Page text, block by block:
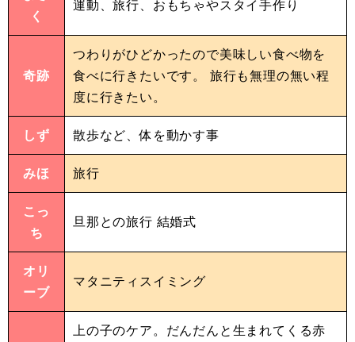
く
運動、旅行、おもちゃやスタイ手作り
奇跡
つわりがひどかったので美味しい食べ物を
食べに行きたいです。 旅行も無理の無い程
度に行きたい。
しず 散歩など、体を動かす事
みほ 旅行
こっ
ち
旦那との旅行 結婚式
オリ
ーブ
マタニティスイミング
上の子のケア。だんだんと生まれてくる赤